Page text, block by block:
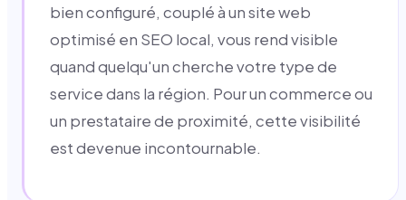
bien configuré, couplé à un site web
optimisé en SEO local, vous rend visible
quand quelqu'un cherche votre type de
service dans la région. Pour un commerce ou
un prestataire de proximité, cette visibilité
est devenue incontournable.